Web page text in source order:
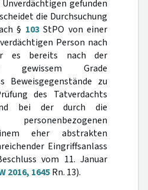
gefunden
die Durchsuchung
§ 103StPO von einer
Person nach
es bereits nach der
gewissem Grade
Beweisgegenstände zu
des Tatverdachts
bei der durch die
eher abstrakten
Eingriffsanlass
vom 11. Januar
2016, 1645Rn. 13).